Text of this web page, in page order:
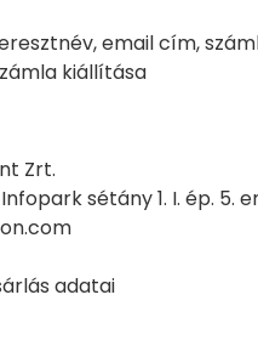
email cím,
kiállítása
Zrt.
Infopark sétány 1. I. ép. 5.
adatai